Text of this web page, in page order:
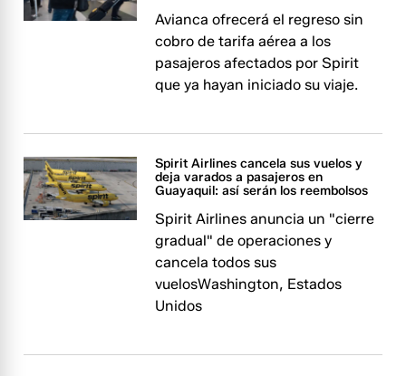
Avianca ofrecerá el regreso sin
cobro de tarifa aérea a los
pasajeros afectados por Spirit
que ya hayan iniciado su viaje.
Spirit Airlines cancela sus vuelos y
deja varados a pasajeros en
Guayaquil: así serán los reembolsos
Spirit Airlines anuncia un "cierre
gradual" de operaciones y
cancela todos sus
vuelosWashington, Estados
Unidos